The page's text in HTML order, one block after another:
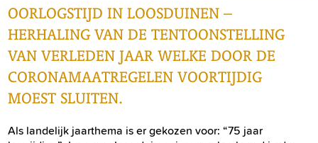
OORLOGSTIJD IN LOOSDUINEN –
HERHALING VAN DE TENTOONSTELLING
VAN VERLEDEN JAAR WELKE DOOR DE
CORONAMAATREGELEN VOORTIJDIG
MOEST SLUITEN.
Als landelijk jaarthema is er gekozen voor: “75 jaar